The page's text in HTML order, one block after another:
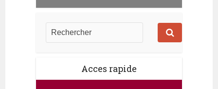
Acces rapide